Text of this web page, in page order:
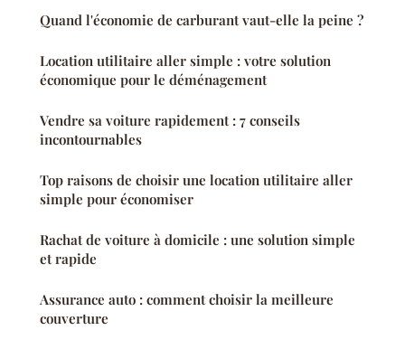
Quand l'économie de carburant vaut-elle la peine ?
Location utilitaire aller simple : votre solution
économique pour le déménagement
Vendre sa voiture rapidement : 7 conseils
incontournables
Top raisons de choisir une location utilitaire aller
simple pour économiser
Rachat de voiture à domicile : une solution simple
et rapide
Assurance auto : comment choisir la meilleure
couverture